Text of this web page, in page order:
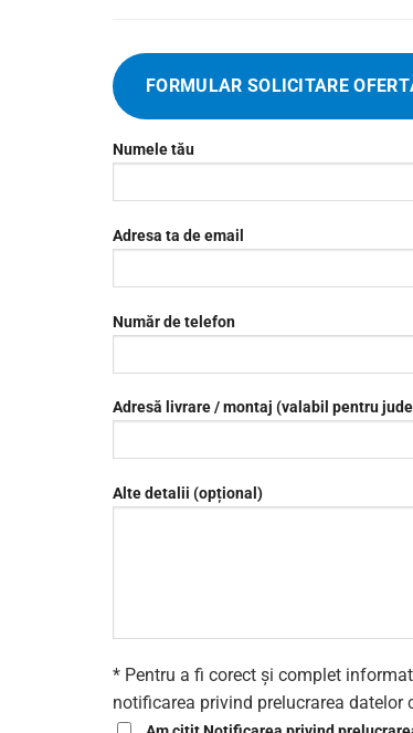
FORMULAR SOLICITARE
Numele tău
Adresa ta de email
Număr de telefon
Adresă livrare / montaj (valabil pentru
Alte detalii (opțional)
* Pentru a fi corect și complet
notificarea privind prelucrarea datelor